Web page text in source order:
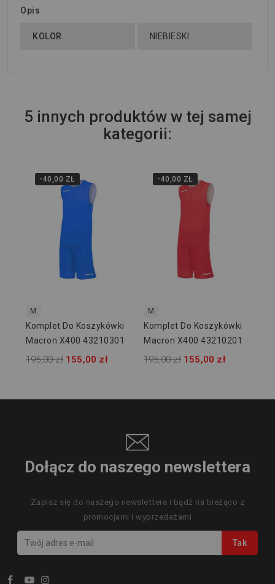
Opis
KOLOR NIEBIESKI
5 innych produktów w tej samej
kategorii:
-40,00 ZŁ
M
Komplet Do Koszykówki
Macron X400 43210301
195,00 zł 155,00 zł
-40,00 ZŁ
M
Komplet Do Koszykówki
Macron X400 43210201
195,00 zł 155,00 zł
Dołącz do naszego newslettera
Zapisz się do naszego newslettera i bądź na bieżąco z
promocjami i wyprzedażami